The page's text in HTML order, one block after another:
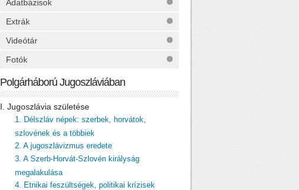
Adatbázisok
Extrák
Videótár
Fotók
Polgárháború Jugoszláviában
I. Jugoszlávia születése
1. Délszláv népek: szerbek, horvátok,
szlovének és a többiek
2. A jugoszlávizmus eredete
3. A Szerb-Horvát-Szlovén királyság
megalakulása
4. Etnikai feszültségek, politikai krízisek